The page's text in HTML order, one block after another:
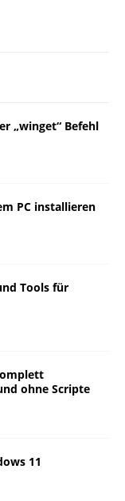
„winget“ Befehl
PC installieren
Tools für
ohne Scripte
11